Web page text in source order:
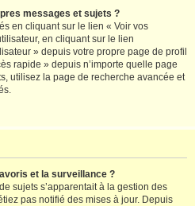
messages et sujets ?
en cliquant sur le lien « Voir vos
en cliquant sur le lien
» depuis votre propre page de profil
rapide » depuis n’importe quelle page
utilisez la page de recherche avancée et
et la surveillance ?
sujets s’apparentait à la gestion des
pas notifié des mises à jour. Depuis